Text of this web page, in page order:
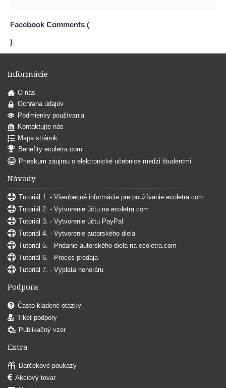
Facebook Comments (
)
Informácie
O nás
Ochrana údajov
Podmienky používania
Kontaktujte nás
Mapa stránok
Benefity ecoletra.com
Prieskum záujmu o elektronické učebnice medzi študentmi
Návody
Tutoriál 1. - Všeobecné informácie pre používanie ecoletra.com
Tutoriál 2. - Vytvorenie účtu na ecoletra.com
Tutoriál 3. - Vytvorenie účtu PayPal
Tutoriál 4. - Vytvorenie autorského diela
Tutoriál 5. - Pridanie autorského diela na ecoletra.com
Tutoriál 6. - Proces predaja
Tutoriál 7. - Výplata honoráru
Podpora
Často kladené otázky
Tiket podpory
Publikačný vzor
Extra
Darčekové poukazy
Akciový tovar